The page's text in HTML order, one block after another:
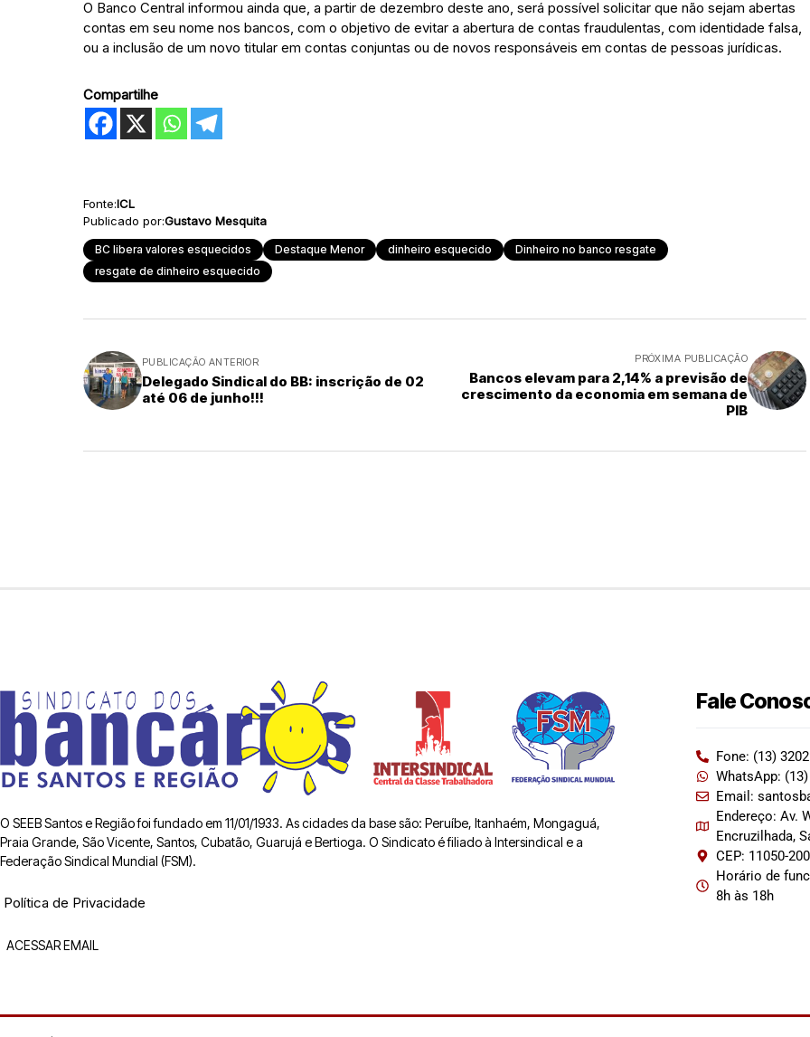
O Banco Central informou ainda que, a partir de dezembro deste ano, será possível solicitar que não sejam abertas
contas em seu nome nos bancos, com o objetivo de evitar a abertura de contas fraudulentas, com identidade falsa,
ou a inclusão de um novo titular em contas conjuntas ou de novos responsáveis em contas de pessoas jurídicas.
Compartilhe
Fonte:ICL
Publicado por:Gustavo Mesquita
BC libera valores esquecidos Destaque Menor dinheiro esquecido
Dinheiro no banco resgate
resgate de dinheiro esquecido
PUBLICAÇÃO ANTERIOR
Delegado Sindical do BB: inscrição de 02
até 06 de junho!!!
PRÓXIMA PUBLICAÇÃO
Bancos elevam para 2,14% a previsão de
crescimento da economia em semana de
PIB
O SEEB Santos e Região foi fundado em 11/01/1933. As cidades da base são: Peruíbe, Itanhaém, Mongaguá,
Praia Grande, São Vicente, Santos, Cubatão, Guarujá e Bertioga. O Sindicato é filiado à Intersindical e a
Federação Sindical Mundial (FSM).
Política de Privacidade
ACESSAR EMAIL
Fale
Fone: (13)
WhatsApp:
Email:
Endereço: Av.
Encruzilhada,
CEP: 11050-200
Horário de
8h às 18h